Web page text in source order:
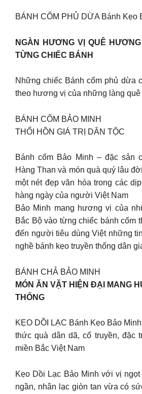
BÁNH CỐM PHỦ DỪA Bánh Kẹo
NGÀN HƯƠNG VỊ QUÊ
TỪNG CHIẾC BÁNH
Những chiếc Bánh cốm phủ dừa
theo hương vị của những làng quê
BÁNH CỐM BẢO MINH
THỔI HỒN GIÁ TRỊ DÂN TỘC
Bánh cốm Bảo Minh – đặc sản
Hàng Than và món quà quý lâu
một nét đẹp văn hóa trong các
hàng ngày của người Việt Nam
Bảo Minh mang hương vị của
Bắc Bộ vào từng chiếc bánh cốm
đến người tiêu dùng Việt những
nghề bánh kẹo truyền thống dân
BÁNH CHẢ BẢO MINH
MÓN ĂN VẶT HIỆN ĐẠI MANG
THỐNG
KẸO DỒI LẠC Bánh Kẹo Bảo
thức quà dân dã, cổ truyền, đặc
miền Bắc Việt Nam
Kẹo Dồi Lạc Bảo Minh với vị
ngần, nhân lạc giòn tan vừa có